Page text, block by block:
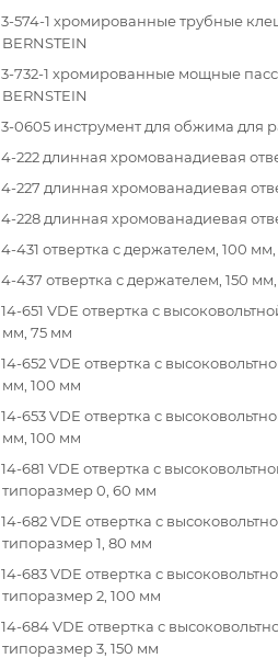
3-574-1 хромированные трубные
BERNSTEIN
3-732-1 хромированные мощные
BERNSTEIN
3-0605 инструмент для обжима для
4-222 длинная хромованадиевая
4-227 длинная хромованадиевая
4-228 длинная хромованадиевая
4-431 отвертка с держателем, 100
4-437 отвертка с держателем, 150
14-651 VDE отвертка с
мм, 75 мм
14-652 VDE отвертка с
мм, 100 мм
14-653 VDE отвертка с
мм, 100 мм
14-681 VDE отвертка с
типоразмер 0, 60 мм
14-682 VDE отвертка с
типоразмер 1, 80 мм
14-683 VDE отвертка с
типоразмер 2, 100 мм
14-684 VDE отвертка с
типоразмер 3, 150 мм